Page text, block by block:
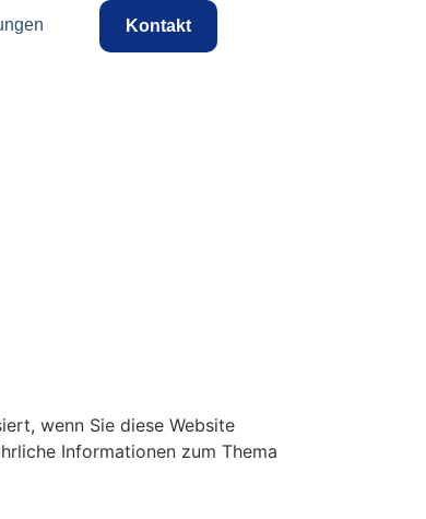
Kontakt
wenn Sie diese Website
Informationen zum Thema